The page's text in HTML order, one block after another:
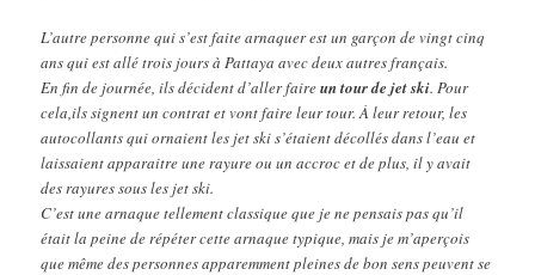
L’autre personne qui s’est faite arnaquer est un garçon de vingt cinq
ans qui est allé trois jours à Pattaya avec deux autres français.
En fin de journée, ils décident d’aller faireun tour de jet ski. Pour
cela,ils signent un contrat et vont faire leur tour. À leur retour, les
autocollants qui ornaient les jet ski s’étaient décollés dans l’eau et
laissaient apparaitre une rayure ou un accroc et de plus, il y avait
des rayures sous les jet ski.
C’est une arnaque tellement classique que je ne pensais pas qu’il
était la peine de répéter cette arnaque typique, mais je m’aperçois
que même des personnes apparemment pleines de bon sens peuvent se